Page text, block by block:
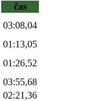
čas
03:08,04
01:13,05
01:26,52
03:55,68
02:21,36